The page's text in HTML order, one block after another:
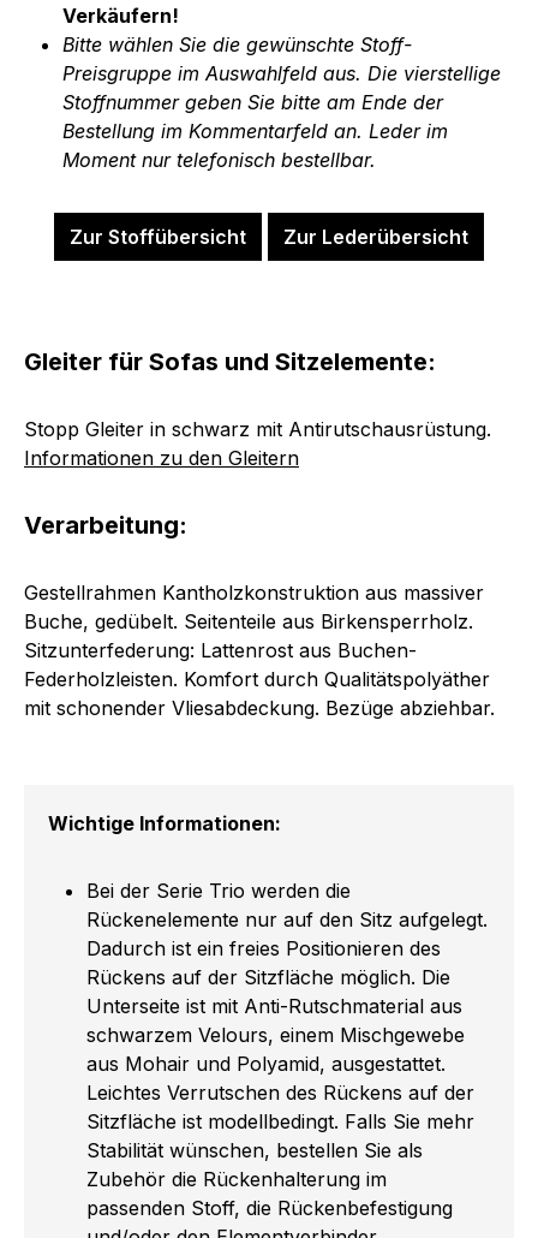
Verkäufern!
Bitte wählen Sie die gewünschte Stoff-
Preisgruppe im Auswahlfeld aus. Die vierstellige
Stoffnummer geben Sie bitte am Ende der
Bestellung im Kommentarfeld an. Leder im
Moment nur telefonisch bestellbar.
Zur Stoffübersicht Zur Lederübersicht
Gleiter für Sofas und Sitzelemente:
Stopp Gleiter in schwarz mit Antirutschausrüstung.
Informationen zu den Gleitern
Verarbeitung:
Gestellrahmen Kantholzkonstruktion aus massiver
Buche, gedübelt. Seitenteile aus Birkensperrholz.
Sitzunterfederung: Lattenrost aus Buchen-
Federholzleisten. Komfort durch Qualitätspolyäther
mit schonender Vliesabdeckung. Bezüge abziehbar.
Wichtige Informationen:
Bei der Serie Trio werden die
Rückenelemente nur auf den Sitz aufgelegt.
Dadurch ist ein freies Positionieren des
Rückens auf der Sitzfläche möglich. Die
Unterseite ist mit Anti-Rutschmaterial aus
schwarzem Velours, einem Mischgewebe
aus Mohair und Polyamid, ausgestattet.
Leichtes Verrutschen des Rückens auf der
Sitzfläche ist modellbedingt. Falls Sie mehr
Stabilität wünschen, bestellen Sie als
Zubehör die Rückenhalterung im
passenden Stoff, die Rückenbefestigung